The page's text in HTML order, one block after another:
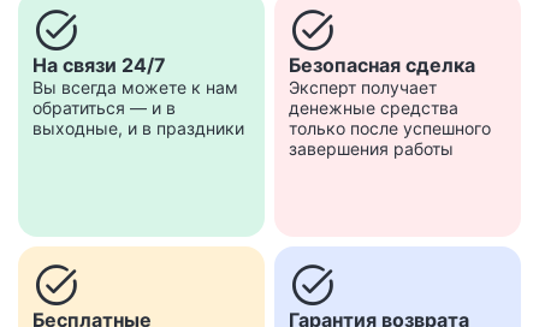
task_alt
На связи 24/7
Вы всегда можете к нам
обратиться — и в
выходные, и в праздники
task_alt
Безопасная сделка
Эксперт получает
денежные средства
только после успешного
завершения работы
task_alt
Бесплатные
task_alt
Гарантия возврата